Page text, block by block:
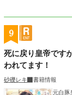
9
死に戻り皇帝です
われてます！
砂礫レキ
書籍情報
元白豚